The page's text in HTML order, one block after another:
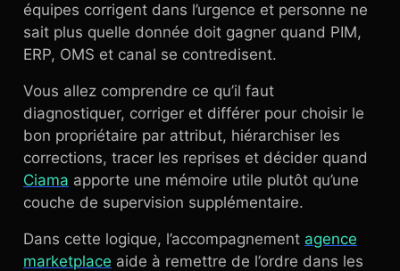
équipes corrigent dans l’urgence et personne ne
sait plus quelle donnée doit gagner quand PIM,
ERP, OMS et canal se contredisent.
Vous allez comprendre ce qu’il faut
diagnostiquer, corriger et différer pour choisir le
bon propriétaire par attribut, hiérarchiser les
corrections, tracer les reprises et décider quand
Ciama apporte une mémoire utile plutôt qu’une
couche de supervision supplémentaire.
Dans cette logique, l’accompagnement agence
marketplace aide à remettre de l’ordre dans les